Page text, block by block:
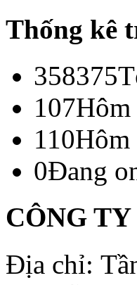
Thống kê
358375
107Hôm
110Hôm
0Đang
CÔNG
Địa chỉ: